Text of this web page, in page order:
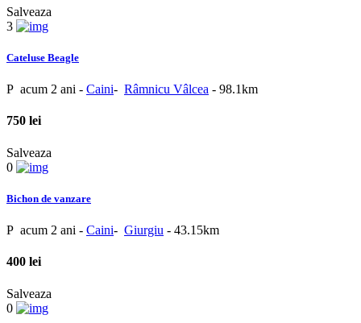
Salveaza
3
Cateluse Beagle
P acum 2 ani - Caini- Râmnicu Vâlcea - 98.1km
750 lei
Salveaza
0
Bichon de vanzare
P acum 2 ani - Caini- Giurgiu - 43.15km
400 lei
Salveaza
0